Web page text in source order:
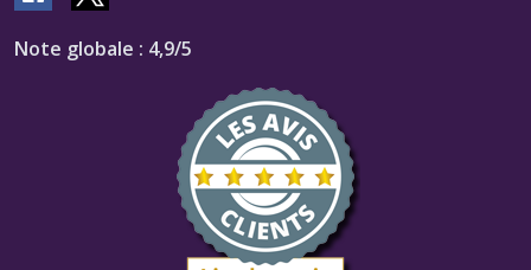
Note globale : 4,9/5